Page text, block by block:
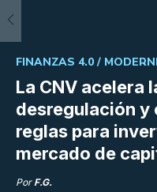
La CNV acelera
desregulación y
reglas para
mercado de
FINANZAS 4.0 /
Por F.G.